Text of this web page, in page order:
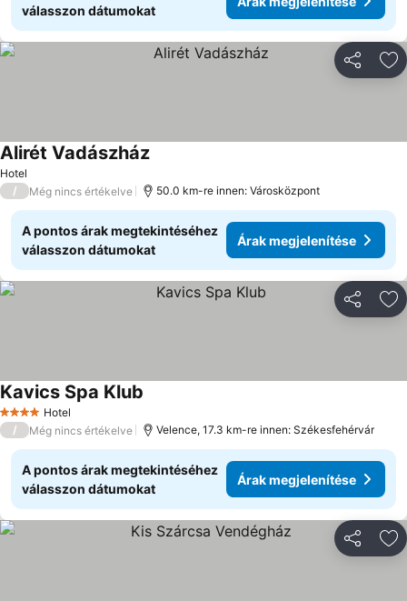
válasszon dátumokat
Hotel
Alirét Vadászház
/ Még nincs értékelve 50.0 km-re innen: Városközpont
A pontos árak megtekintéséhez
válasszon dátumokat
Árak megjelenítése
4 KategóriaHotel
Kavics Spa Klub
/ Még nincs értékelve Velence, 17.3 km-re innen: Székesfehérvár
A pontos árak megtekintéséhez
válasszon dátumokat
Árak megjelenítése